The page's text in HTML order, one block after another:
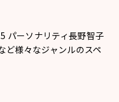
パーソナリティ長野智子
ど様々なジャンルのスペ